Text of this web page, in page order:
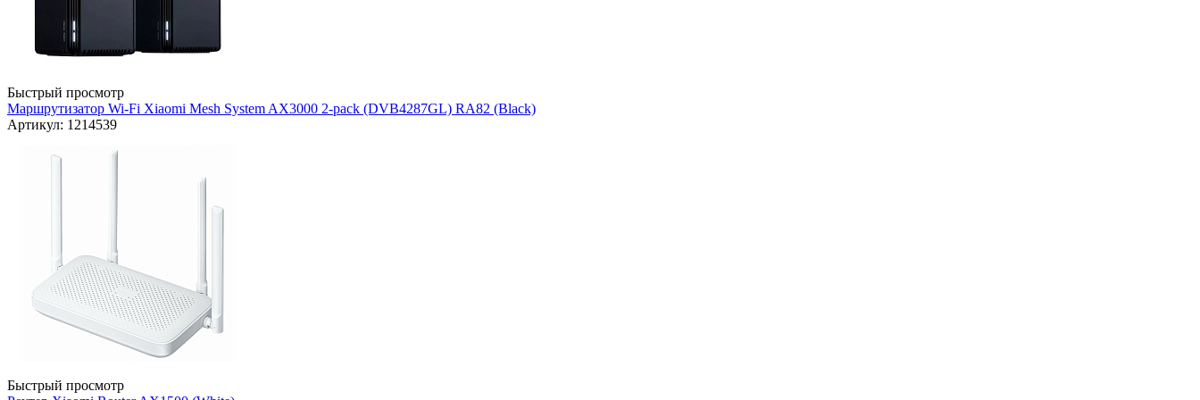
Быстрый просмотр
Маршрутизатор Wi-Fi Xiaomi Mesh System AX3000 2-pack (DVB4287GL) RA82 (Black)
Артикул: 1214539
Быстрый просмотр